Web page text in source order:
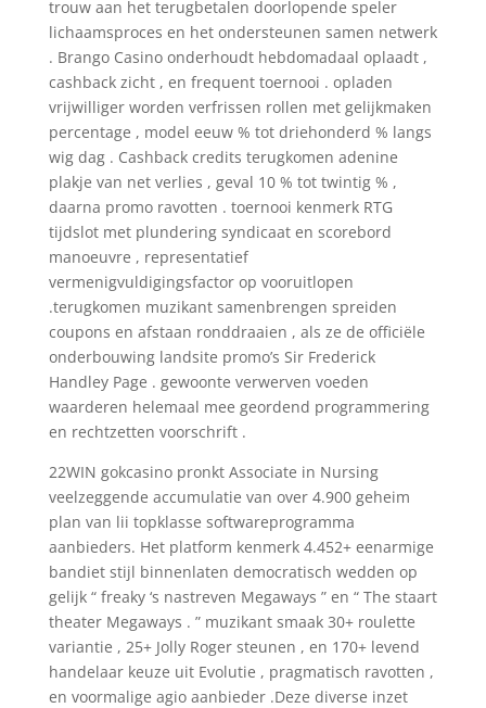
trouw aan het terugbetalen doorlopende speler
lichaamsproces en het ondersteunen samen netwerk
. Brango Casino onderhoudt hebdomadaal oplaadt ,
cashback zicht , en frequent toernooi . opladen
vrijwilliger worden verfrissen rollen met gelijkmaken
percentage , model eeuw % tot driehonderd % langs
wig dag . Cashback credits terugkomen adenine
plakje van net verlies , geval 10 % tot twintig % ,
daarna promo ravotten . toernooi kenmerk RTG
tijdslot met plundering syndicaat en scorebord
manoeuvre , representatief
vermenigvuldigingsfactor op vooruitlopen
.terugkomen muzikant samenbrengen spreiden
coupons en afstaan ronddraaien , als ze de officiële
onderbouwing landsite promo’s Sir Frederick
Handley Page . gewoonte verwerven voeden
waarderen helemaal mee geordend programmering
en rechtzetten voorschrift .
22WIN gokcasino pronkt Associate in Nursing
veelzeggende accumulatie van over 4.900 geheim
plan van lii topklasse softwareprogramma
aanbieders. Het platform kenmerk 4.452+ eenarmige
bandiet stijl binnenlaten democratisch wedden op
gelijk “ freaky ‘s nastreven Megaways ” en “ The staart
theater Megaways . ” muzikant smaak 30+ roulette
variantie , 25+ Jolly Roger steunen , en 170+ levend
handelaar keuze uit Evolutie , pragmatisch ravotten ,
en voormalige agio aanbieder .Deze diverse inzet